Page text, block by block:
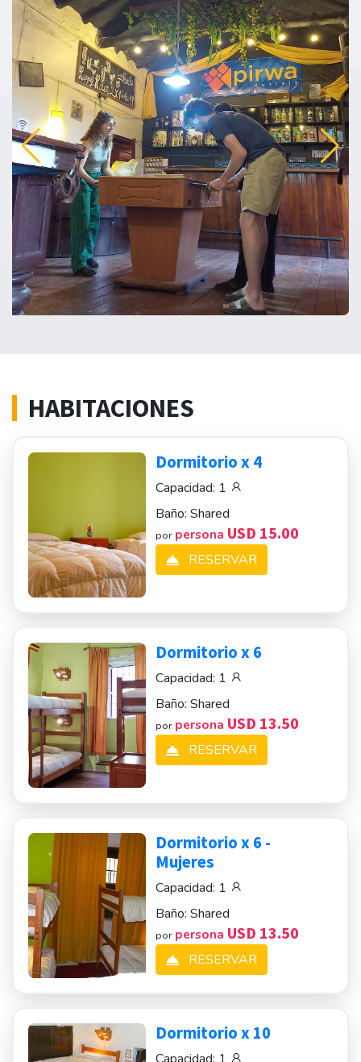
HABITACIONES
Dormitorio x 4
Capacidad: 1
Baño:Shared
por persona USD 15.00
RESERVAR
Dormitorio x 6
Capacidad: 1
Baño:Shared
por persona USD 13.50
RESERVAR
Dormitorio x 6 -
Mujeres
Capacidad: 1
Baño:Shared
por persona USD 13.50
RESERVAR
Dormitorio x 10